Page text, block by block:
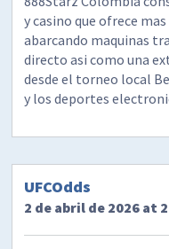
y casino que ofrece
abarcando maquinas
directo asi como una
desde el torneo local
y los deportes
UFCOdds
2 de abril de 2026 at